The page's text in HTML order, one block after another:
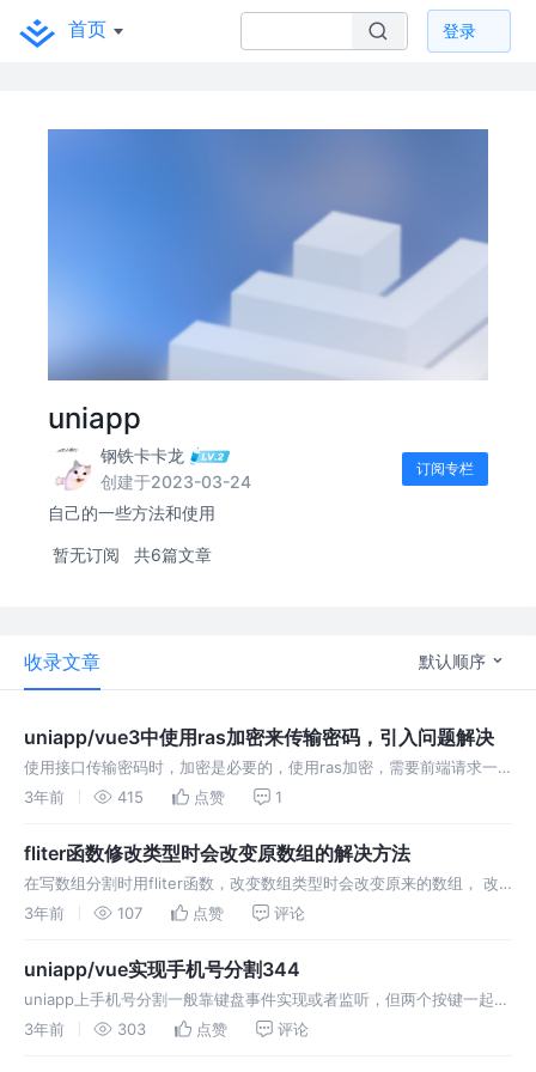
首页 登录
uniapp
钢铁卡卡龙
创建于2023-03-24
订阅专栏
自己的一些方法和使用
暂无订阅 共6篇文章
收录文章 默认顺序
uniapp/vue3中使用ras加密来传输密码，引入问题解决
使用接口传输密码时，加密是必要的，使用ras加密，需要前端请求一
个后端的公钥，通过公钥来实现加密，再返回后端一个加密密码 正常用
npm安装
3年前 415 点赞 1
fliter函数修改类型时会改变原数组的解决方法
在写数组分割时用fliter函数，改变数组类型时会改变原来的数组， 改
变前 改变后 那如何解决呢 简单的赋值给另外一个新数组也是不行的，
3年前 107 点赞 评论
uniapp/vue实现手机号分割344
uniapp上手机号分割一般靠键盘事件实现或者监听，但两个按键一起输
入时会判断出错，出现bug，自己记录一下所需要解决的情况，使用
3年前 303 点赞 评论